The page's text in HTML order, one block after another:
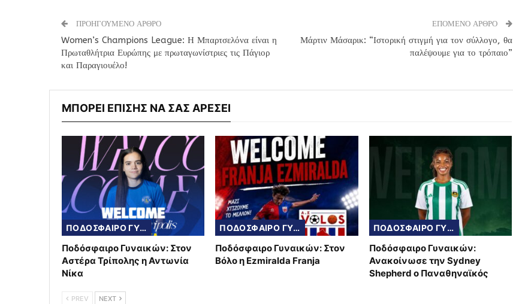
ΠΡΟΗΓΟΥΜΕΝΟ ΑΡΘΡΟ
Women’s Champions League: Η Μπαρτσελόνα είναι η
Πρωταθλήτρια Ευρώπης με πρωταγωνίστριες τις Πάγιορ
και Παραγιουέλο!
ΕΠΟΜΕΝΟ ΑΡΘΡΟ
Μάρτιν Μάσαρικ: “Ιστορική στιγμή για τον σύλλογο, θα
παλέψουμε για το τρόπαιο”
ΜΠΟΡΕΙ ΕΠΙΣΗΣ ΝΑ ΣΑΣ ΑΡΕΣΕΙ
ΠΟΔΟΣΦΑΙΡΟ ΓΥΝΑΙΚΩΝ
Ποδόσφαιρο Γυναικών: Στον
Αστέρα Τρίπολης η Αντωνία
Νίκα
ΠΟΔΟΣΦΑΙΡΟ ΓΥΝΑΙΚΩΝ
Ποδόσφαιρο Γυναικών: Στον
Βόλο η Ezmiralda Franja
ΠΟΔΟΣΦΑΙΡΟ ΓΥΝΑΙΚΩΝ
Ποδόσφαιρο Γυναικών:
Ανακοίνωσε την Sydney
Shepherd ο Παναθηναϊκός
PREV NEXT